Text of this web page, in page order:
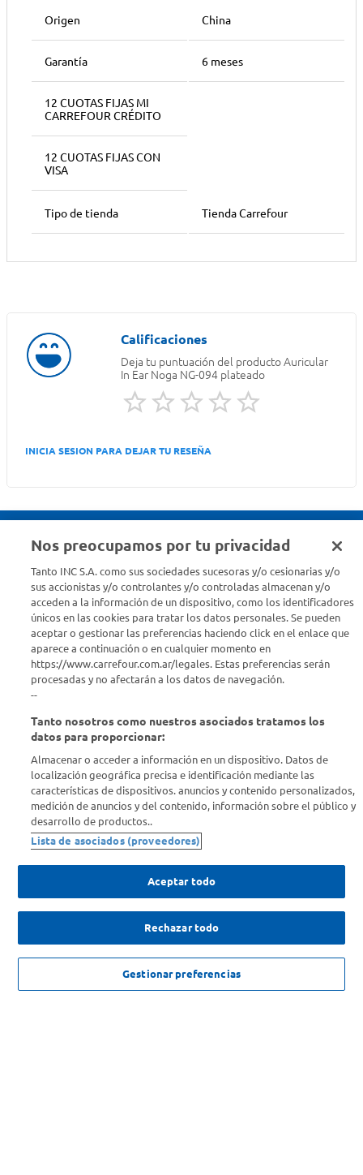
NO DISPONIBLE
Origen China
Garantía 6 meses
12 CUOTAS FIJAS MI
CARREFOUR CRÉDITO
12 CUOTAS FIJAS CON
VISA
Tipo de tienda Tienda Carrefour
Deja tu puntuación del productoAuricular
In Ear Noga NG-094 plateado
INICIA SESION PARA DEJAR TU RESEÑA
Estamos para ayudarte
¿Tenés una consulta? Comunicate con nosotros acá
Descubrí Carrefour
Conocenos
Info útil
Comprá Online
Nos preocupamos por tu privacidad
Tanto INC S.A. como sus sociedades sucesoras y/o cesionarias y/o
sus accionistas y/o controlantes y/o controladas almacenan y/o
acceden a la información de un dispositivo, como los identificadores
únicos en las cookies para tratar los datos personales. Se pueden
aceptar o gestionar las preferencias haciendo click en el enlace que
aparece a continuación o en cualquier momento en
https://www.carrefour.com.ar/legales. Estas preferencias serán
procesadas y no afectarán a los datos de navegación.
--
Tanto nosotros como nuestros asociados tratamos los
datos para proporcionar:
Almacenar o acceder a información en un dispositivo. Datos de
localización geográfica precisa e identificación mediante las
características de dispositivos. anuncios y contenido personalizados,
medición de anuncios y del contenido, información sobre el público y
desarrollo de productos..
Lista de asociados (proveedores)
Aceptar todo
Rechazar todo
Gestionar preferencias